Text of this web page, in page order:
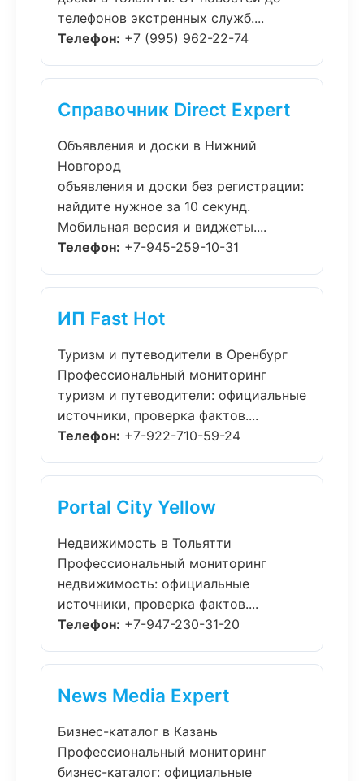
телефонов экстренных служб....
Телефон: +7 (995) 962-22-74
Справочник Direct Expert
Объявления и доски в Нижний
Новгород
объявления и доски без регистрации:
найдите нужное за 10 секунд.
Мобильная версия и виджеты....
Телефон: +7-945-259-10-31
ИП Fast Hot
Туризм и путеводители в Оренбург
Профессиональный мониторинг
туризм и путеводители: официальные
источники, проверка фактов....
Телефон: +7-922-710-59-24
Portal City Yellow
Недвижимость в Тольятти
Профессиональный мониторинг
недвижимость: официальные
источники, проверка фактов....
Телефон: +7-947-230-31-20
News Media Expert
Бизнес-каталог в Казань
Профессиональный мониторинг
бизнес-каталог: официальные